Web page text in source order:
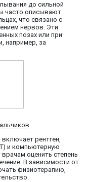
до сильной
часто описывают
что связано с
нервов. Эти
позах или при
например, за
рентген,
и компьютерную
оценить степень
В зависимости от
физиотерапию,